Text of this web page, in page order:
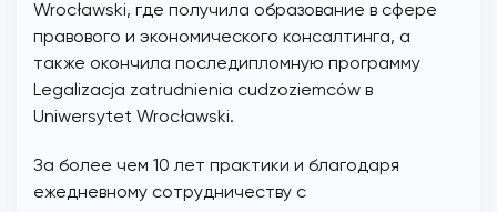
Wrocławski, где получила образование в сфере
правового и экономического консалтинга, а
также окончила последипломную программу
Legalizacja zatrudnienia cudzoziemców в
Uniwersytet Wrocławski.
За более чем 10 лет практики и благодаря
ежедневному сотрудничеству с